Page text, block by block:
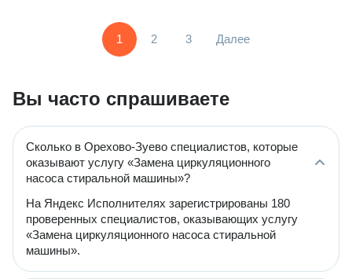
1 2 3 Далее
Вы часто спрашиваете
Сколько в Орехово-Зуево специалистов, которые
оказывают услугу «Замена циркуляционного
насоса стиральной машины»?
На Яндекс Исполнителях зарегистрированы 180
проверенных специалистов, оказывающих услугу
«Замена циркуляционного насоса стиральной
машины».